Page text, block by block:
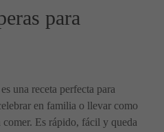
para
es una receta perfecta para
en familia o llevar como
Es rápido, fácil y queda